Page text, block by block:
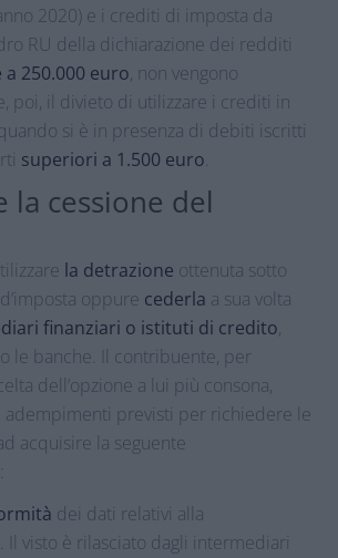
2020) e i crediti di imposta da
RU della dichiarazione dei redditi
250.000 euro, non vengono
poi, il divieto di utilizzare i crediti in
si è in presenza di debiti iscritti
superiori a 1.500 euro
la cessione del
la detrazione ottenuta sotto
oppure cederla a sua volta
finanziari o istituti di credito,
le banche. Il contribuente, per
dell’opzione a lui più consona,
adempimenti previsti per richiedere le
acquisire la seguente
dei dati relativi alla
Il visto è rilasciato dagli intermediari